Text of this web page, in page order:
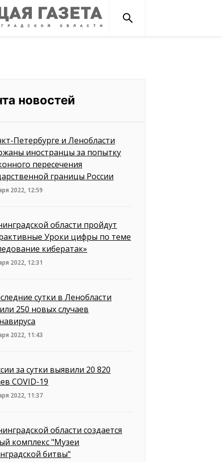
новостей
Петербурге и Ленобласти
иностранцы за попытку
пересечения
границы России
2022, 12:59
области пройдут
Уроки цифры по теме
кибератак»
2022, 12:31
сутки в Ленобласти
250 новых случаев
2022, 11:43
за сутки выявили 20 820
COVID-19
2022, 11:37
области создается
комплекс "Музеи
битвы"